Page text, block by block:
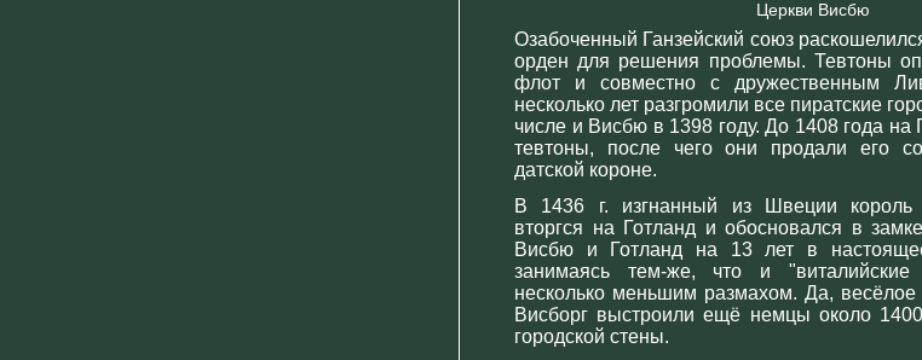
Церкви Висбю
Озабоченный Ганзейский союз
орден для решения проблемы. Тевтоны
флот и совместно с дружественным
несколько лет разгромили все пиратские
числе и Висбю в 1398 году. До 1408 года на
тевтоны, после чего они продали его
датской короне.
В 1436 г. изгнанный из Швеции король
вторгся на Готланд и обосновался в
Висбю и Готланд на 13 лет в
занимаясь тем-же, что и
несколько меньшим размахом. Да,
Висборг выстроили ещё немцы около
городской стены.